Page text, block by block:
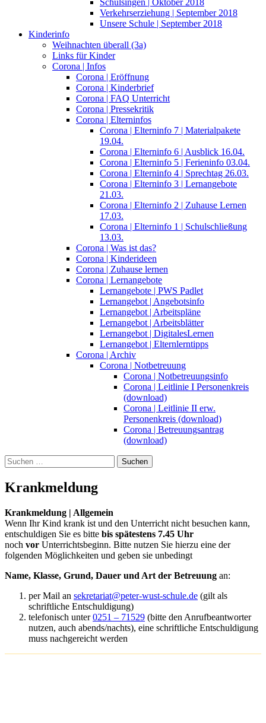
Verkehrserziehung | September 2018
Unsere Schule | September 2018
Kinderinfo
Weihnachten überall (3a)
Links für Kinder
Corona | Infos
Corona | Eröffnung
Corona | Kinderbrief
Corona | FAQ Unterricht
Corona | Pressekritik
Corona | Elterninfos
Corona | Elterninfo 7 | Materialpakete
19.04.
Corona | Elterninfo 6 | Ausblick 16.04.
Corona | Elterninfo 5 | Ferieninfo 03.04.
Corona | Elterninfo 4 | Sprechtag 26.03.
Corona | Elterninfo 3 | Lernangebote
21.03.
Corona | Elterninfo 2 | Zuhause Lernen
17.03.
Corona | Elterninfo 1 | Schulschließung
13.03.
Corona | Was ist das?
Corona | Kinderideen
Corona | Zuhause lernen
Corona | Lernangebote
Lernangebote | PWS Padlet
Lernangebot | Angebotsinfo
Lernangebot | Arbeitspläne
Lernangebot | Arbeitsblätter
Lernangebot | DigitalesLernen
Lernangebot | Elternlerntipps
Corona | Archiv
Corona | Notbetreuung
Corona | Notbetreuungsinfo
Corona | Leitlinie I Personenkreis
(download)
Corona | Leitlinie II erw.
Personenkreis (download)
Corona | Betreuungsantrag
(download)
Suchen
nach:
Krankmeldung
Krankmeldung | Allgemein
Wenn Ihr Kind krank ist und den Unterricht nicht besuchen kann,
entschuldigen Sie es bitte bis spätestens 7.45 Uhr
noch vor Unterrichtsbeginn. Bitte nutzen Sie hierzu eine der
folgenden Möglichkeiten und geben sie unbedingt
Name, Klasse, Grund, Dauer und Art der Betreuung an:
per Mail an sekretariat@peter-wust-schule.de (gilt als
schriftliche Entschuldigung)
telefonisch unter0251 – 71529 (bitte den Anrufbeantworter
nutzen, auch abends/nachts), eine schriftliche Entschuldigung
muss nachgereicht werden